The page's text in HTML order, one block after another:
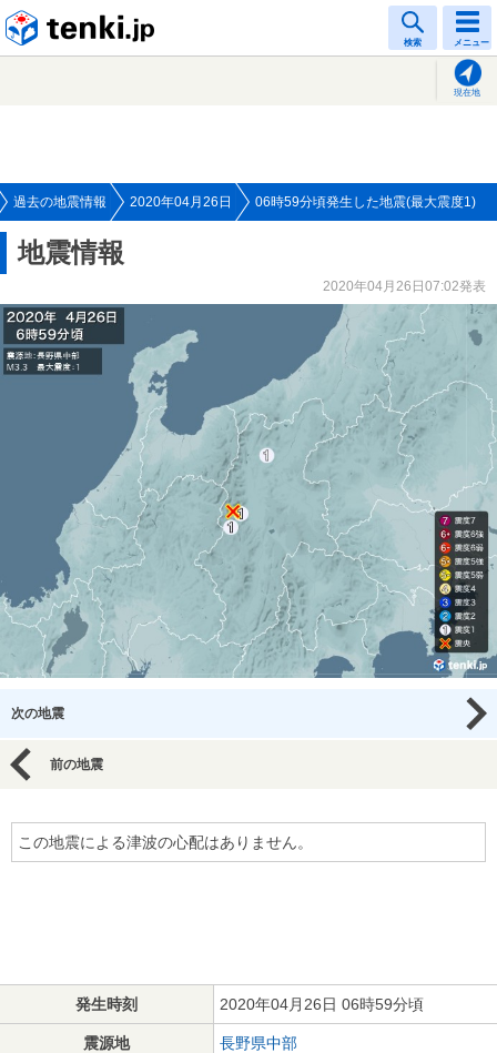
検索 メニュー
現在地
過去の地震情報 2020年04月26日 06時59分頃発生した地震(最大震度1)
地震情報
2020年04月26日07:02発表
次の地震
前の地震
この地震による津波の心配はありません。
発生時刻 2020年04月26日 06時59分頃
震源地 長野県中部